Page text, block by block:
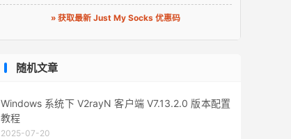
» 获取最新 Just My Socks 优惠码
随机文章
Windows 系统下 V2rayN 客户端 V7.13.2.0 版本配置
教程
2025-07-20